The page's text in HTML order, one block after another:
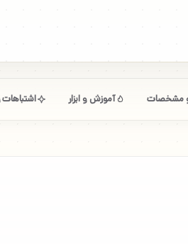
و مشخصات آموزش و ابزار اشتباهات